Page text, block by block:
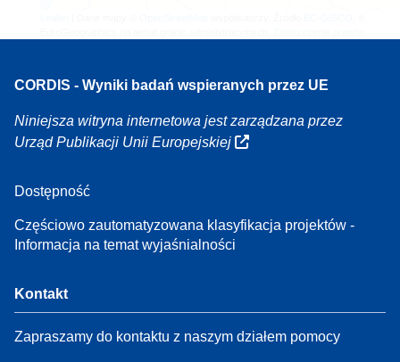
CORDIS - Wyniki badań wspieranych przez UE
Niniejsza witryna internetowa jest zarządzana przez
Urząd Publikacji Unii Europejskiej
Dostępność
Częściowo zautomatyzowana klasyfikacja projektów -
Informacja na temat wyjaśnialności
Kontakt
Zapraszamy do kontaktu z naszym działem pomocy